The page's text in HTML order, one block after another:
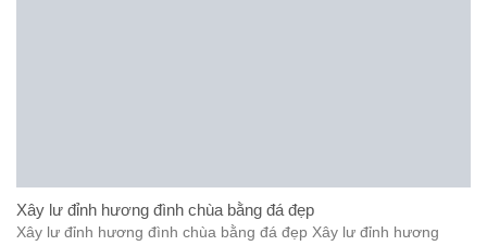
Xây lư đỉnh hương đình chùa bằng đá đẹp
Xây lư đỉnh hương đình chùa bằng đá đẹp Xây lư đỉnh hương